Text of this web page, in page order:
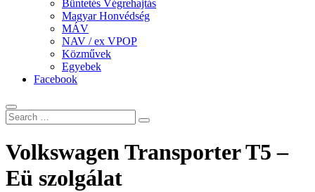
Büntetés Végrehajtás
Magyar Honvédség
MÁV
NAV / ex VPOP
Közművek
Egyebek
Facebook
Volkswagen Transporter T5 –
Eü szolgálat